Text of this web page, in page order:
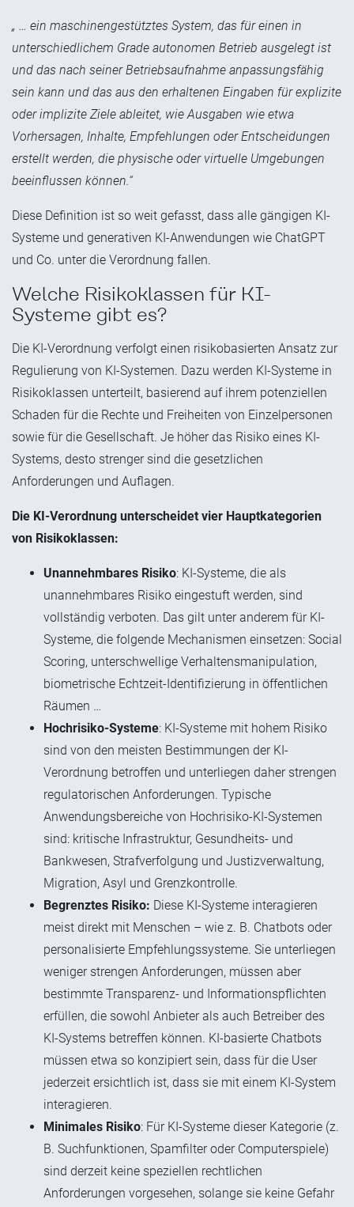
„ … ein maschinengestütztes System, das für einen in
unterschiedlichem Grade autonomen Betrieb ausgelegt ist
und das nach seiner Betriebsaufnahme anpassungsfähig
sein kann und das aus den erhaltenen Eingaben für explizite
oder implizite Ziele ableitet, wie Ausgaben wie etwa
Vorhersagen, Inhalte, Empfehlungen oder Entscheidungen
erstellt werden, die physische oder virtuelle Umgebungen
beeinflussen können.“
Diese Definition ist so weit gefasst, dass alle gängigen KI-
Systeme und generativen KI-Anwendungen wie ChatGPT
und Co. unter die Verordnung fallen.
Welche Risikoklassen für KI-
Systeme gibt es?
Die KI-Verordnung verfolgt einen risikobasierten Ansatz zur
Regulierung von KI-Systemen. Dazu werden KI-Systeme in
Risikoklassen unterteilt, basierend auf ihrem potenziellen
Schaden für die Rechte und Freiheiten von Einzelpersonen
sowie für die Gesellschaft. Je höher das Risiko eines KI-
Systems, desto strenger sind die gesetzlichen
Anforderungen und Auflagen.
Die KI-Verordnung unterscheidet vier Hauptkategorien
von Risikoklassen:
Unannehmbares Risiko: KI-Systeme, die als
unannehmbares Risiko eingestuft werden, sind
vollständig verboten. Das gilt unter anderem für KI-
Systeme, die folgende Mechanismen einsetzen: Social
Scoring, unterschwellige Verhaltensmanipulation,
biometrische Echtzeit-Identifizierung in öffentlichen
Räumen …
Hochrisiko-Systeme: KI-Systeme mit hohem Risiko
sind von den meisten Bestimmungen der KI-
Verordnung betroffen und unterliegen daher strengen
regulatorischen Anforderungen. Typische
Anwendungsbereiche von Hochrisiko-KI-Systemen
sind: kritische Infrastruktur, Gesundheits- und
Bankwesen, Strafverfolgung und Justizverwaltung,
Migration, Asyl und Grenzkontrolle.
Begrenztes Risiko: Diese KI-Systeme interagieren
meist direkt mit Menschen – wie z. B. Chatbots oder
personalisierte Empfehlungssysteme. Sie unterliegen
weniger strengen Anforderungen, müssen aber
bestimmte Transparenz- und Informationspflichten
erfüllen, die sowohl Anbieter als auch Betreiber des
KI-Systems betreffen können. KI-basierte Chatbots
müssen etwa so konzipiert sein, dass für die User
jederzeit ersichtlich ist, dass sie mit einem KI-System
interagieren.
Minimales Risiko: Für KI-Systeme dieser Kategorie (z.
B. Suchfunktionen, Spamfilter oder Computerspiele)
sind derzeit keine speziellen rechtlichen
Anforderungen vorgesehen, solange sie keine Gefahr